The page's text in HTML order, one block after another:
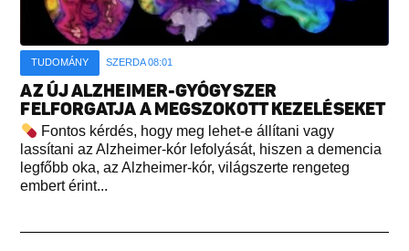
TUDOMÁNY SZERDA 08:01
AZ ÚJ ALZHEIMER-GYÓGYSZER
FELFORGATJA A MEGSZOKOTT KEZELÉSEKET
Fontos kérdés, hogy meg lehet-e állítani vagy
lassítani az Alzheimer-kór lefolyását, hiszen a demencia
legfőbb oka, az Alzheimer-kór, világszerte rengeteg
embert érint...